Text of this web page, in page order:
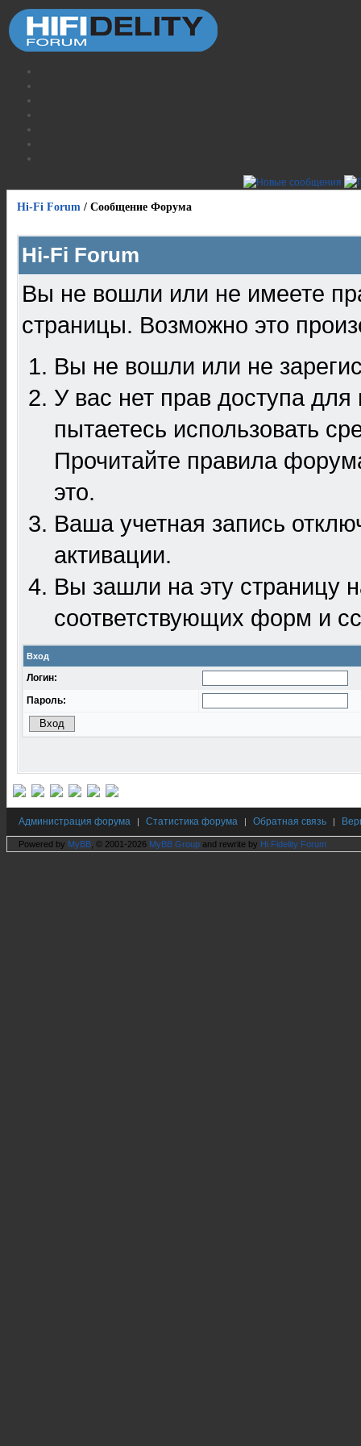
Hi-Fi Forum / Сообщение Форума
Hi-Fi Forum
Вы не вошли или не имеете
страницы. Возможно это
Вы не вошли или не
У вас нет прав доступа
пытаетесь использовать
Прочитайте правила
это.
Ваша учетная запись
активации.
Вы зашли на эту
соответствующих форм и
Вход
Логин:
Пароль:
Администрация форума | Статистика форума | Обратная связь |
Powered by MyBB , © 2001-2026 MyBB Group and rewrite by Hi Fidelity Forum